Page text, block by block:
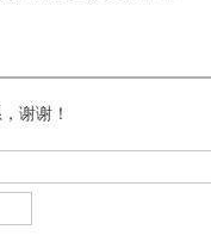
谢谢！